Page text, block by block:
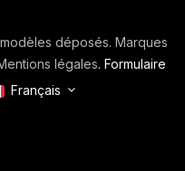
déposés. Marques
légales. Formulaire
Français